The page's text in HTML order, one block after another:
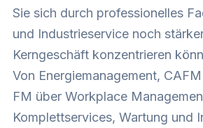
Sie sich durch professionelles
und Industrieservice noch
Kerngeschäft konzentrieren
Von Energiemanagement,
FM über Workplace
Komplettservices, Wartung und